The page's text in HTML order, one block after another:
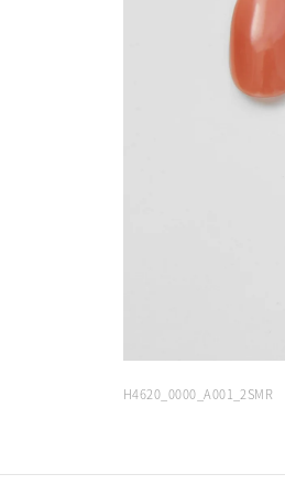
H4620_0000_A001_2SMR